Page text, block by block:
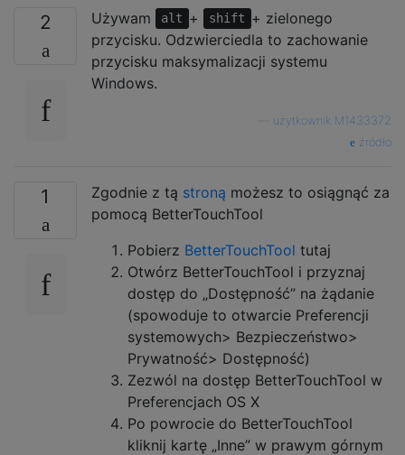
2 Używam alt + shift + zielonego
przycisku. Odzwierciedla to zachowanie
przycisku maksymalizacji systemu
Windows.
użytkownik M1433372
źródło
1 Zgodnie z tą stroną możesz to osiągnąć za
pomocą BetterTouchTool
Pobierz BetterTouchTool tutaj
Otwórz BetterTouchTool i przyznaj
dostęp do „Dostępność” na żądanie
(spowoduje to otwarcie Preferencji
systemowych> Bezpieczeństwo>
Prywatność> Dostępność)
Zezwól na dostęp BetterTouchTool w
Preferencjach OS X
Po powrocie do BetterTouchTool
kliknij kartę „Inne” w prawym górnym